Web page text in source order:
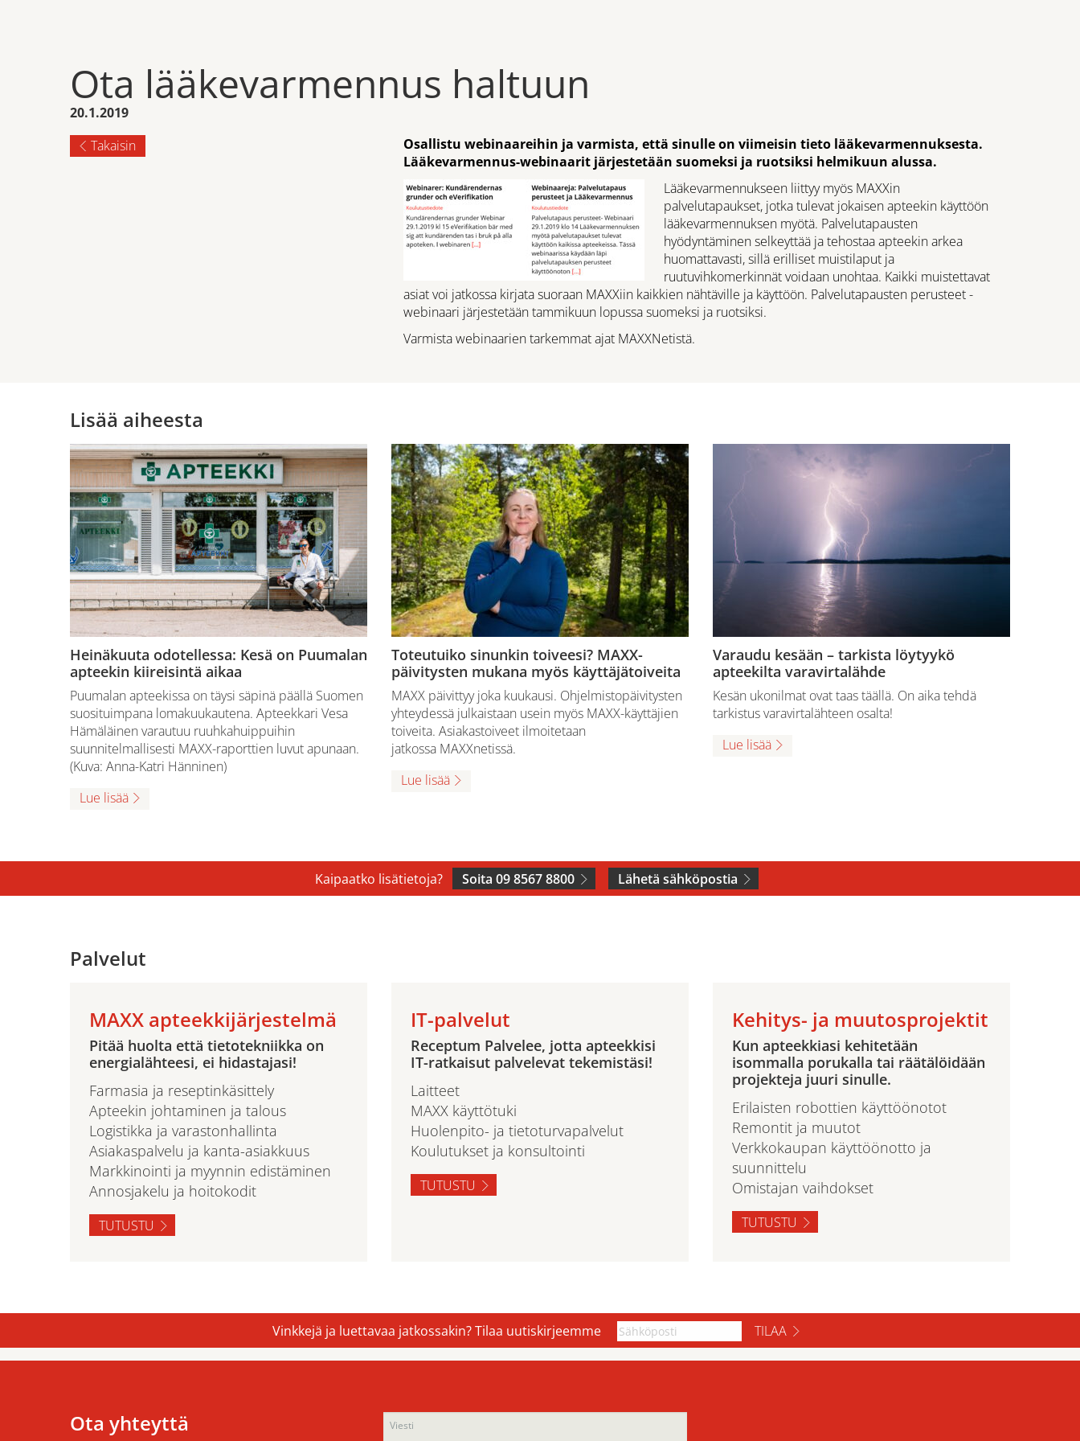
Ota lääkevarmennus haltuun
20.1.2019
Takaisin
Osallistu webinaareihin ja varmista, että sinulle on viimeisin tieto lääkevarmennuksesta.
Lääkevarmennus-webinaarit järjestetään suomeksi ja ruotsiksi helmikuun alussa.
Lääkevarmennukseen liittyy myös MAXXin
palvelutapaukset, jotka tulevat jokaisen apteekin käyttöön
lääkevarmennuksen myötä. Palvelutapausten
hyödyntäminen selkeyttää ja tehostaa apteekin arkea
huomattavasti, sillä erilliset muistilaput ja
ruutuvihkomerkinnät voidaan unohtaa. Kaikki muistettavat
asiat voi jatkossa kirjata suoraan MAXXiin kaikkien nähtäville ja käyttöön. Palvelutapausten perusteet -
webinaari järjestetään tammikuun lopussa suomeksi ja ruotsiksi.
Varmista webinaarien tarkemmat ajat MAXXNetistä.
Lisää aiheesta
Heinäkuuta odotellessa: Kesä on Puumalan
apteekin kiireisintä aikaa
Puumalan apteekissa on täysi säpinä päällä Suomen
suosituimpana lomakuukautena. Apteekkari Vesa
Hämäläinen varautuu ruuhkahuippuihin
suunnitelmallisesti MAXX-raporttien luvut apunaan.
(Kuva: Anna-Katri Hänninen)
Lue lisää
Toteutuiko sinunkin toiveesi? MAXX-
päivitysten mukana myös käyttäjätoiveita
MAXX päivittyy joka kuukausi. Ohjelmistopäivitysten
yhteydessä julkaistaan usein myös MAXX-käyttäjien
toiveita. Asiakastoiveet ilmoitetaan
jatkossa MAXXnetissä.
Lue lisää
Varaudu kesään – tarkista löytyykö
apteekilta varavirtalähde
Kesän ukonilmat ovat taas täällä. On aika tehdä
tarkistus varavirtalähteen osalta!
Lue lisää
Kaipaatko lisätietoja? Soita 09 8567 8800 Lähetä sähköpostia
Palvelut
MAXX apteekkijärjestelmä
Pitää huolta että tietotekniikka on
energialähteesi, ei hidastajasi!
Farmasia ja reseptinkäsittely
Apteekin johtaminen ja talous
Logistikka ja varastonhallinta
Asiakaspalvelu ja kanta-asiakkuus
Markkinointi ja myynnin edistäminen
Annosjakelu ja hoitokodit
TUTUSTU
IT-palvelut
Receptum Palvelee, jotta apteekkisi
IT-ratkaisut palvelevat tekemistäsi!
Laitteet
MAXX käyttötuki
Huolenpito- ja tietoturvapalvelut
Koulutukset ja konsultointi
TUTUSTU
Kehitys- ja muutosprojektit
Kun apteekkiasi kehitetään
isommalla porukalla tai räätälöidään
projekteja juuri sinulle.
Erilaisten robottien käyttöönotot
Remontit ja muutot
Verkkokaupan käyttöönotto ja
suunnittelu
Omistajan vaihdokset
TUTUSTU
Vinkkejä ja luettavaa jatkossakin? Tilaa uutiskirjeemme TILAA
Ota yhteyttä